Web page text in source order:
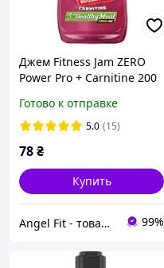
Джем Fitness Jam ZERO
Power Pro + Carnitine 200
Готово к отправке
5.0 (15)
78₴
Купить
Angel Fit - товари для здоров'я, спорту та активного життя 99%